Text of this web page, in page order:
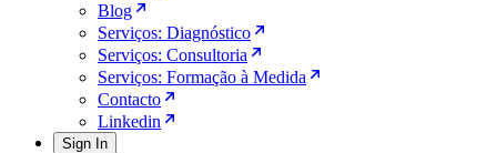
Blog
Serviços: Diagnóstico
Serviços: Consultoria
Serviços: Formação à Medida
Contacto
Linkedin
Sign In